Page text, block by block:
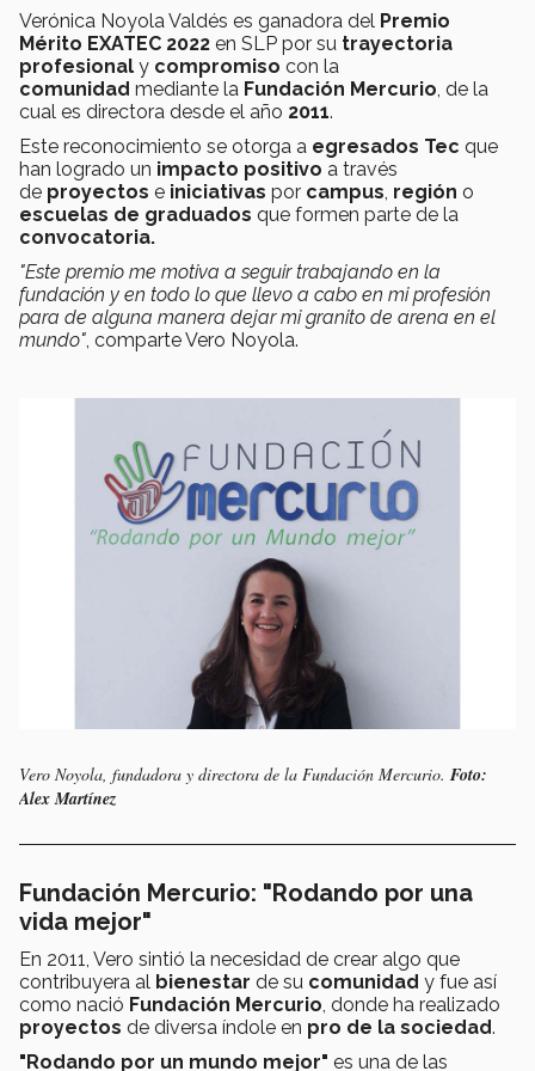
Verónica Noyola Valdés es ganadora del Premio
Mérito EXATEC 2022 en SLP por su trayectoria
profesional y compromiso con la
comunidad mediante la Fundación Mercurio , de la
cual es directora desde el año 2011.
Este reconocimiento se otorga a egresados Tec que
han logrado un impacto positivo a través
de proyectos e iniciativas por campus región o
escuelas de graduados que formen parte de la
convocatoria.
"Este premio me motiva a seguir trabajando en la
fundación y en todo lo que llevo a cabo en mi profesión
para de alguna manera dejar mi granito de arena en el
mundo" , comparte Vero Noyola.
Vero Noyola, fundadora y directora de la Fundación Mercurio. Foto:
Alex Martínez
Fundación Mercurio: "Rodando por una
vida mejor"
En 2011, Vero sintió la necesidad de crear algo que
contribuyera al bienestar de su comunidad y fue así
como nació Fundación Mercurio, donde ha realizado
proyectos de diversa índole en pro de la sociedad.
"Rodando por un mundo mejor" es una de las